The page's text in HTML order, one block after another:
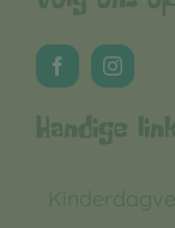
Handige